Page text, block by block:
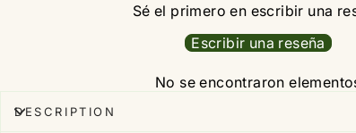
Sé el primero en escribir una
Escribir una reseña
No se encontraron
DESCRIPTION